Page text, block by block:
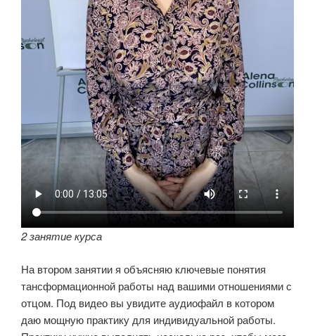
2 занятие курса
На втором занятии я объясняю ключевые понятия
тансформационной работы над вашими отношениями с
отцом. Под видео вы увидите аудиофайл в котором
даю мощную практику для индивидуальной работы.